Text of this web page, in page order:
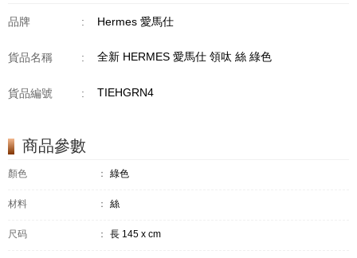
品牌 : Hermes 愛馬仕
貨品名稱 : 全新 HERMES 愛馬仕 領呔 絲 綠色
貨品編號 : TIEHGRN4
商品參數
顏色 ： 綠色
材料 ： 絲
尺码 ： 長 145 x cm